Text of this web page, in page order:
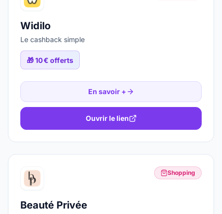
Widilo
Le cashback simple
🎁10 € offerts
En savoir +
Ouvrir le lien
Shopping
Beauté Privée